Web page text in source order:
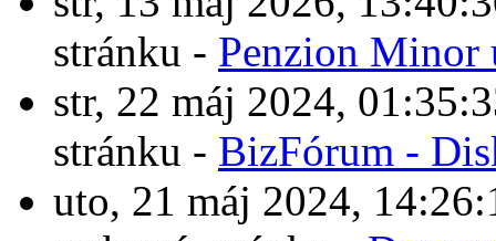
stránku - Penzion Minor
str, 22 máj 2024,
stránku - BizFórum -
uto, 21 máj 2024,